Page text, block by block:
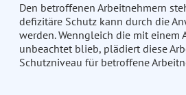
Den betroffenen Arbeitnehmern
defizitäre Schutz kann durch die
werden. Wenngleich die mit
unbeachtet blieb, plädiert diese
Schutzniveau für betroffene